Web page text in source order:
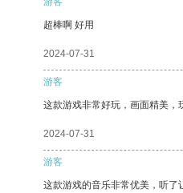
超棒啊 好用
2024-07-31
游客
这款游戏非常好玩，画面精美，
2024-07-31
游客
这款游戏的音乐非常优美，听了